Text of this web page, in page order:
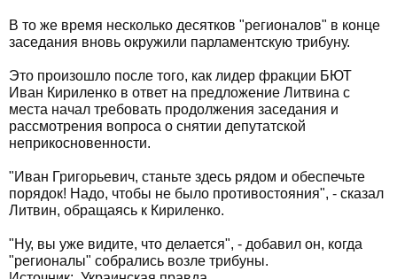
В то же время несколько десятков "регионалов" в конце
заседания вновь окружили парламентскую трибуну.
Это произошло после того, как лидер фракции БЮТ
Иван Кириленко в ответ на предложение Литвина с
места начал требовать продолжения заседания и
рассмотрения вопроса о снятии депутатской
неприкосновенности.
"Иван Григорьевич, станьте здесь рядом и обеспечьте
порядок! Надо, чтобы не было противостояния", - сказал
Литвин, обращаясь к Кириленко.
"Ну, вы уже видите, что делается", - добавил он, когда
"регионалы" собрались возле трибуны.